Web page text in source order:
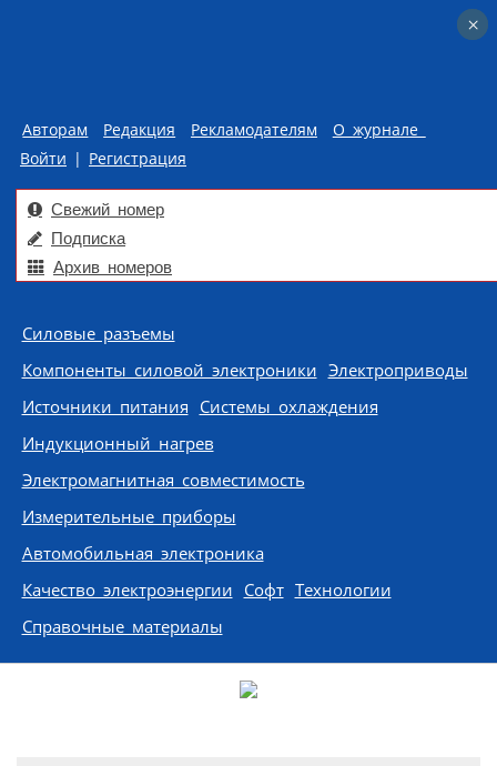
Авторам Редакция Рекламодателям
О журнале
Войти | Регистрация
Свежий номер
Подписка
Архив номеров
Skip to content
Силовые разъемы
Компоненты силовой электроники Электроприводы
Источники питания Системы охлаждения
Индукционный нагрев
Электромагнитная совместимость
Измерительные приборы
Автомобильная электроника
Качество электроэнергии Софт Технологии
Справочные материалы
×
×